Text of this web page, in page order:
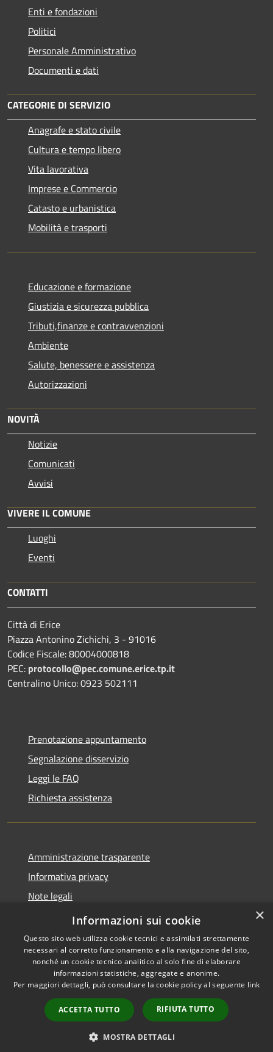
Enti e fondazioni
Politici
Personale Amministrativo
Documenti e dati
CATEGORIE DI SERVIZIO
Anagrafe e stato civile
Cultura e tempo libero
Vita lavorativa
Imprese e Commercio
Catasto e urbanistica
Mobilità e trasporti
Educazione e formazione
Giustizia e sicurezza pubblica
Tributi,finanze e contravvenzioni
Ambiente
Salute, benessere e assistenza
Autorizzazioni
NOVITÀ
Notizie
Comunicati
Avvisi
VIVERE IL COMUNE
Luoghi
Eventi
CONTATTI
Città di Erice
Piazza Antonino Zichichi, 3 - 91016
Codice Fiscale: 80004000818
PEC: protocollo@pec.comune.erice.tp.it
Centralino Unico: 0923 502111
Prenotazione appuntamento
Segnalazione disservizio
Leggi le FAQ
Richiesta assistenza
Amministrazione trasparente
Informativa privacy
Note legali
Dichiarazione di accessibilità
Accessibilità
Copyright © 2026 • Città di
Erice • Powered by
Municipium•
Accesso
redazione
×
Informazioni sui cookie
Questo sito web utilizza cookie tecnici e assimilati strettamente
necessari al corretto funzionamento e alla navigazione del sito,
nonché un cookie tecnico analitico al solo fine di elaborare
informazioni statistiche, aggregate e anonime.
Per maggiori dettagli, può consultare la cookie policy al seguente link
ACCETTA TUTTO RIFIUTA TUTTO
MOSTRA DETTAGLI